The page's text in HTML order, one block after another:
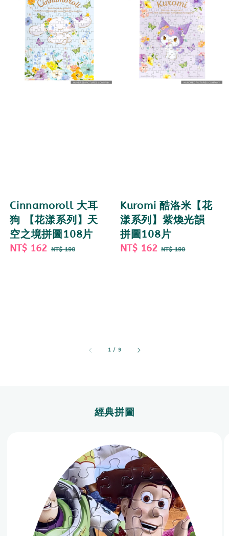
Cinnamoroll 大耳
狗 【花漾系列】天
空之境拼圖108片
Sale
NT$ 162 Regular
NT$ 190
Kuromi 酷洛米【花
漾系列】紫煥光韻
拼圖108片
Sale
NT$ 162 Regular
NT$ 190
1 / 9
經典拼圖